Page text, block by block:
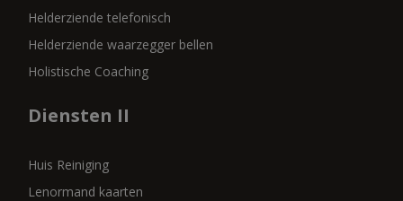
Helderziende telefonisch
Helderziende waarzegger bellen
Holistische Coaching
Diensten II
Huis Reiniging
Lenormand kaarten